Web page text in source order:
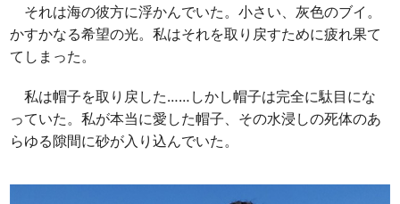
それは海の彼方に浮かんでいた。小さい、灰色のブイ。
かすかなる希望の光。私はそれを取り戻すために疲れ果て
てしまった。
私は帽子を取り戻した……しかし帽子は完全に駄目にな
っていた。私が本当に愛した帽子、その水浸しの死体のあ
らゆる隙間に砂が入り込んでいた。